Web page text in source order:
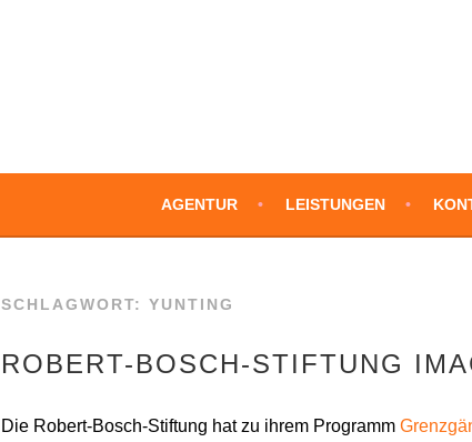
AGENTUR LEISTUNGEN
SCHLAGWORT: YUNTING
ROBERT-BOSCH-STIFTUNG
Die Robert-Bosch-Stiftung hat zu ihrem Programm